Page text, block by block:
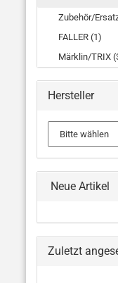
Zubehör/
FALLER (1)
Märklin/TRIX
Hersteller
Neue Artikel
Zuletzt